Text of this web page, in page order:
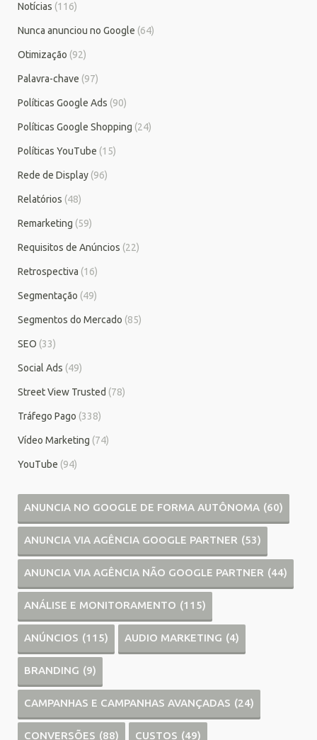
Notícias (116)
Nunca anunciou no Google (64)
Otimização (92)
Palavra-chave (97)
Políticas Google Ads (90)
Políticas Google Shopping (24)
Políticas YouTube (15)
Rede de Display (96)
Relatórios (48)
Remarketing (59)
Requisitos de Anúncios (22)
Retrospectiva (16)
Segmentação (49)
Segmentos do Mercado (85)
SEO (33)
Social Ads (49)
Street View Trusted (78)
Tráfego Pago (338)
Vídeo Marketing (74)
YouTube (94)
ANUNCIA NO GOOGLE DE FORMA AUTÔNOMA (60)
ANUNCIA VIA AGÊNCIA GOOGLE PARTNER (53)
ANUNCIA VIA AGÊNCIA NÃO GOOGLE PARTNER (44)
ANÁLISE E MONITORAMENTO (115)
ANÚNCIOS (115) AUDIO MARKETING (4)
BRANDING (9)
CAMPANHAS E CAMPANHAS AVANÇADAS (24)
CONVERSÕES (88) CUSTOS (49)